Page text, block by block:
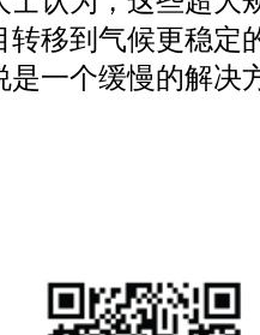
移到气候更稳定
是一个缓慢的解决